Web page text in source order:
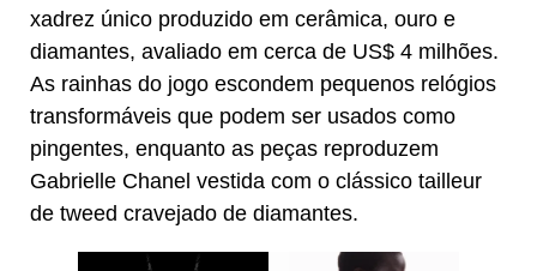
xadrez único produzido em cerâmica, ouro e
diamantes, avaliado em cerca de US$ 4 milhões.
As rainhas do jogo escondem pequenos relógios
transformáveis que podem ser usados como
pingentes, enquanto as peças reproduzem
Gabrielle Chanel vestida com o clássico tailleur
de tweed cravejado de diamantes.